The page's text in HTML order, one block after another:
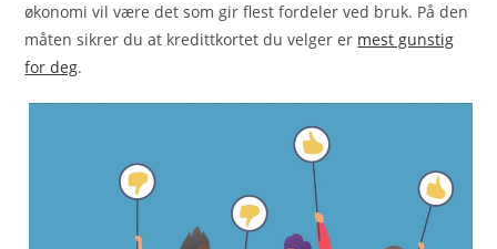
økonomi vil være det som gir flest fordeler ved bruk. På den
måten sikrer du at kredittkortet du velger er mest gunstig
for deg.